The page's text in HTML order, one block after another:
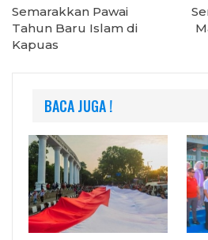
Semarakkan Pawai
Tahun Baru Islam di
Kapuas
BACA JUGA !